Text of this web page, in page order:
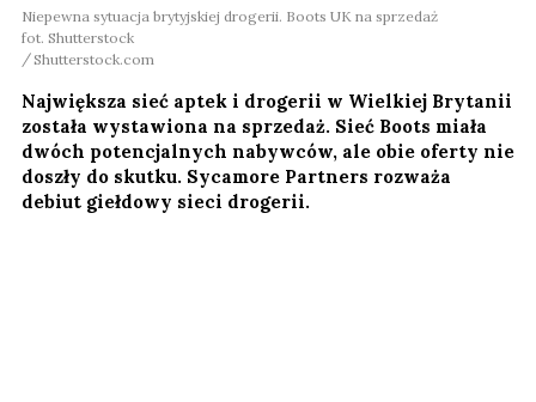
Niepewna sytuacja brytyjskiej drogerii. Boots UK na sprzedaż
fot. Shutterstock
Shutterstock.com
Największa sieć aptek i drogerii w Wielkiej Brytanii
została wystawiona na sprzedaż. Sieć Boots miała
dwóch potencjalnych nabywców, ale obie oferty nie
doszły do skutku. Sycamore Partners rozważa
debiut giełdowy sieci drogerii.